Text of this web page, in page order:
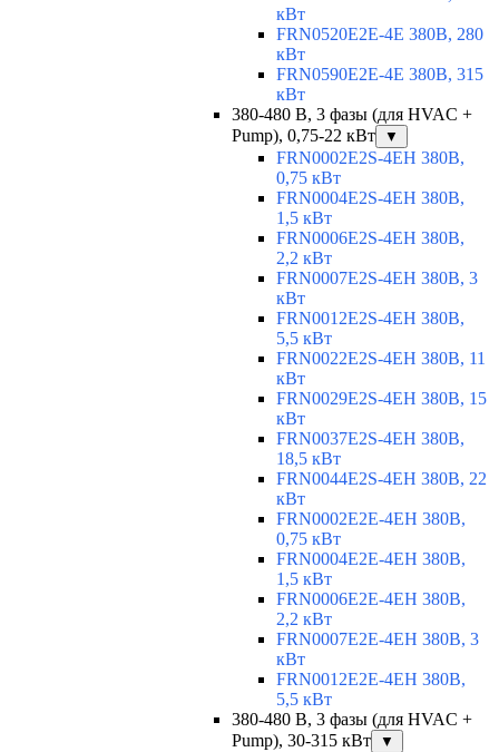
кВт
FRN0520E2E-4E 380В, 280
кВт
FRN0590E2E-4E 380В, 315
кВт
380-480 В, 3 фазы (для HVAC +
Pump), 0,75-22 кВт
▼
FRN0002E2S-4EH 380В,
0,75 кВт
FRN0004E2S-4EH 380В,
1,5 кВт
FRN0006E2S-4EH 380В,
2,2 кВт
FRN0007E2S-4EH 380В, 3
кВт
FRN0012E2S-4EH 380В,
5,5 кВт
FRN0022E2S-4EH 380В, 11
кВт
FRN0029E2S-4EH 380В, 15
кВт
FRN0037E2S-4EH 380В,
18,5 кВт
FRN0044E2S-4EH 380В, 22
кВт
FRN0002E2E-4EH 380В,
0,75 кВт
FRN0004E2E-4EH 380В,
1,5 кВт
FRN0006E2E-4EH 380В,
2,2 кВт
FRN0007E2E-4EH 380В, 3
кВт
FRN0012E2E-4EH 380В,
5,5 кВт
380-480 В, 3 фазы (для HVAC +
Pump), 30-315 кВт
▼